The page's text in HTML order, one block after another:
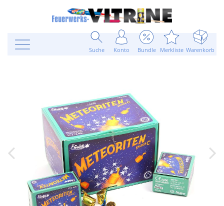
Suche Konto Bundle Merkliste Warenkorb